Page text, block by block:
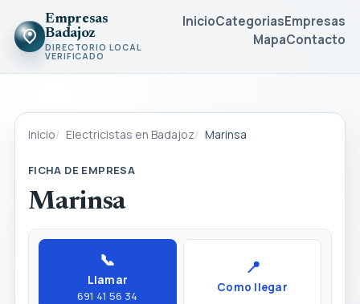
Empresas
Badajoz
DIRECTORIO LOCAL
VERIFICADO
InicioCategoriasEmpresas
MapaContacto
Inicio Electricistas en Badajoz Marinsa
FICHA DE EMPRESA
Marinsa
📞
Llamar
691 41 56 34
📍
Como llegar